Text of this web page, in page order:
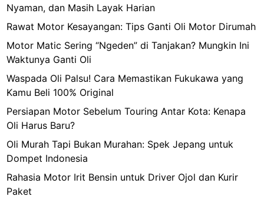
Nyaman, dan Masih Layak Harian
Rawat Motor Kesayangan: Tips Ganti Oli Motor Dirumah
Motor Matic Sering “Ngeden” di Tanjakan? Mungkin Ini
Waktunya Ganti Oli
Waspada Oli Palsu! Cara Memastikan Fukukawa yang
Kamu Beli 100% Original
Persiapan Motor Sebelum Touring Antar Kota: Kenapa
Oli Harus Baru?
Oli Murah Tapi Bukan Murahan: Spek Jepang untuk
Dompet Indonesia
Rahasia Motor Irit Bensin untuk Driver Ojol dan Kurir
Paket